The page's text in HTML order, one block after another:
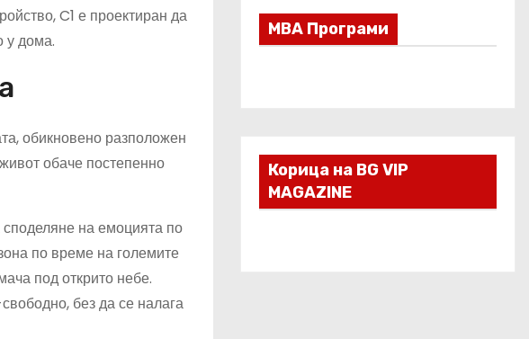
C1 е проектиран да
у дома.
обикновено разположен
обаче постепенно
на емоцията по
по време на големите
под открито небе.
без да се налага
МВА Програми
Корица на BG VIP
MAGAZINE